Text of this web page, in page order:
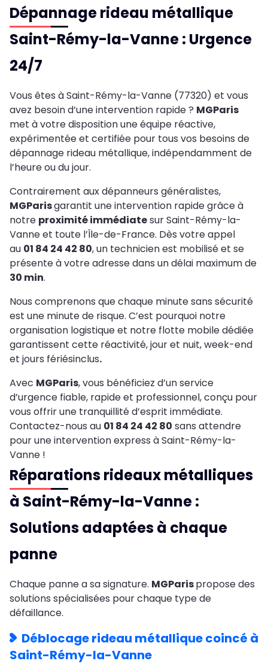
Dépannage rideau métallique
Saint-Rémy-la-Vanne : Urgence
24/7
Vous êtes à Saint-Rémy-la-Vanne (77320) et vous
avez besoin d’une intervention rapide ? MGParis
met à votre disposition une équipe réactive,
expérimentée et certifiée pour tous vos besoins de
dépannage rideau métallique, indépendamment de
l’heure ou du jour.
Contrairement aux dépanneurs généralistes,
MGParisgarantit une intervention rapide grâce à
notre proximité immédiatesur Saint-Rémy-la-
Vanne et toute l’Île-de-France. Dès votre appel
au 01 84 24 42 80, un technicien est mobilisé et se
présente à votre adresse dans un délai maximum de
30 min.
Nous comprenons que chaque minute sans sécurité
est une minute de risque. C’est pourquoi notre
organisation logistique et notre flotte mobile dédiée
garantissent cette réactivité, jour et nuit, week-end
et jours fériésinclus.
Avec MGParis, vous bénéficiez d’un service
d’urgence fiable, rapide et professionnel, conçu pour
vous offrir une tranquillité d’esprit immédiate.
Contactez-nous au 01 84 24 42 80 sans attendre
pour une intervention express à Saint-Rémy-la-
Vanne !
Réparations rideaux métalliques
à Saint-Rémy-la-Vanne :
Solutions adaptées à chaque
panne
Chaque panne a sa signature. MGParispropose des
solutions spécialisées pour chaque type de
défaillance.
Déblocage rideau métallique coincé à
Saint-Rémy-la-Vanne